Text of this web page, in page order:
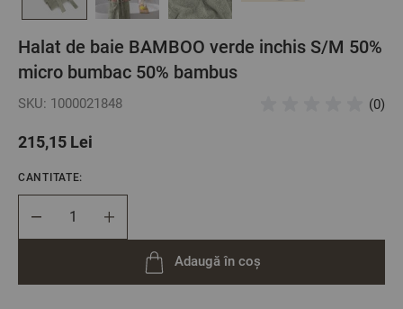
Halat de baie BAMBOO verde inchis S/M 50%
micro bumbac 50% bambus
SKU: 1000021848 (0)
215,15 Lei
CANTITATE:
Adaugă în coș